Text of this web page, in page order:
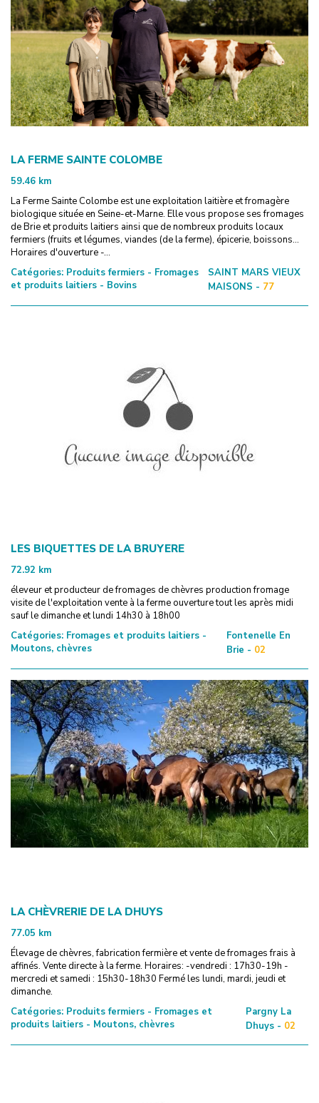
LA FERME SAINTE COLOMBE
59.46 km
La Ferme Sainte Colombe est une exploitation laitière et fromagère
biologique située en Seine-et-Marne. Elle vous propose ses fromages
de Brie et produits laitiers ainsi que de nombreux produits locaux
fermiers (fruits et légumes, viandes (de la ferme), épicerie, boissons...
Horaires d'ouverture -...
Catégories: Produits fermiers - Fromages
et produits laitiers - Bovins
SAINT MARS VIEUX
MAISONS - 77
LES BIQUETTES DE LA BRUYERE
72.92 km
éleveur et producteur de fromages de chèvres production fromage
visite de l'exploitation vente à la ferme ouverture tout les après midi
sauf le dimanche et lundi 14h30 à 18h00
Catégories: Fromages et produits laitiers -
Moutons, chèvres
Fontenelle En
Brie - 02
LA CHÈVRERIE DE LA DHUYS
77.05 km
Élevage de chèvres, fabrication fermière et vente de fromages frais à
affinés. Vente directe à la ferme. Horaires: -vendredi : 17h30-19h -
mercredi et samedi : 15h30-18h30 Fermé les lundi, mardi, jeudi et
dimanche.
Catégories: Produits fermiers - Fromages et
produits laitiers - Moutons, chèvres
Pargny La
Dhuys - 02